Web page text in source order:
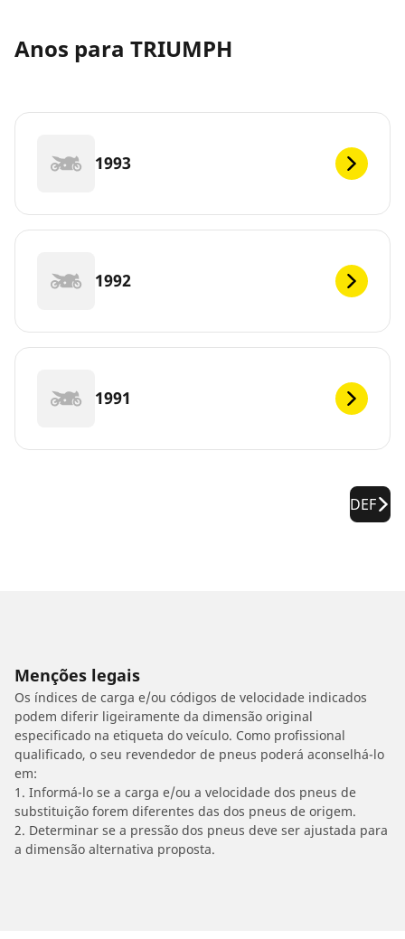
Anos para TRIUMPH
1993
1992
1991
DEF
Menções legais
Os índices de carga e/ou códigos de velocidade indicados
podem diferir ligeiramente da dimensão original
especificado na etiqueta do veículo. Como profissional
qualificado, o seu revendedor de pneus poderá aconselhá-lo
em:
1. Informá-lo se a carga e/ou a velocidade dos pneus de
substituição forem diferentes das dos pneus de origem.
2. Determinar se a pressão dos pneus deve ser ajustada para
a dimensão alternativa proposta.